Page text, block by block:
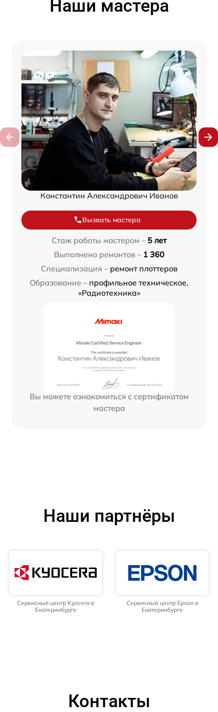
Наши мастера
Константин Александрович Иванов
Вызвать мастера
Стаж работы мастером – 5 лет
Выполнено ремонтов – 1 360
Специализация – ремонт плоттеров
Образование – профильное техническое,
«Радиотехника»
Вы можете ознакомиться с сертификатом
мастера
Наши партнёры
Сервисный центр Kyocera в
Екатеринбурге
Сервисный центр Epson в
Екатеринбурге
Контакты